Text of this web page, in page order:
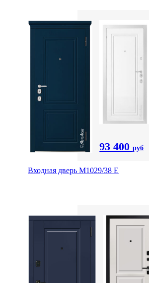
93 400руб
Входная дверь М1029/38 E